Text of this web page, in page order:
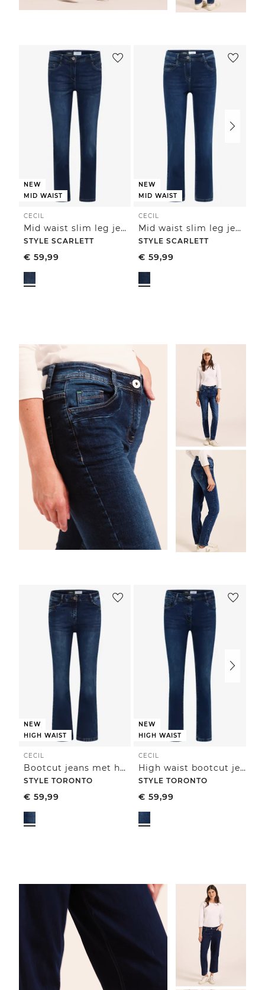
NEW
MID WAIST
CECIL
Mid waist slim leg jeans in een casual fit
STYLE SCARLETT
€ 59,99
NEW
MID WAIST
CECIL
Mid waist slim leg jeans in een casual fit
STYLE SCARLETT
€ 59,99
NEW
HIGH WAIST
CECIL
Bootcut jeans met hoge taille en slim fit
STYLE TORONTO
€ 59,99
NEW
HIGH WAIST
CECIL
High waist bootcut jeans in een slim fit
STYLE TORONTO
€ 59,99